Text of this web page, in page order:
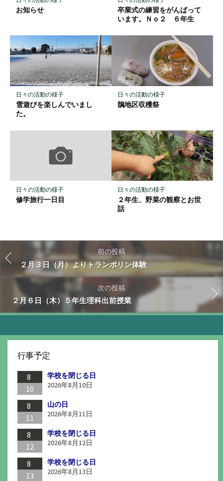
お知らせ
卒業式の練習をがんばって
います。Ｎｏ２ ６年生
日々の活動の様子
雪遊びを楽しんでいまし
た。
日々の活動の様子
鵲地区収穫祭
日々の活動の様子
修学旅行一日目
日々の活動の様子
２年生、野菜の観察とお世
話
前の投稿
２月３日（月）よりトランポリン体験
次の投稿
２月６日（木）５年生理科出前授業
行事予定
8
10
学校を閉じる日
2026年8月10日
8
11
山の日
2026年8月11日
8
12
学校を閉じる日
2026年8月12日
8
13
学校を閉じる日
2026年8月13日